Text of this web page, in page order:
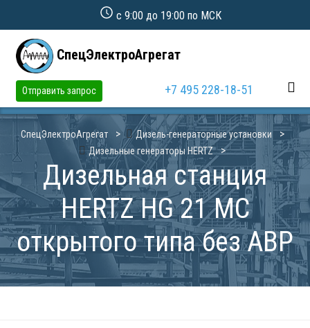
с 9:00 до 19:00 по МСК
СпецЭлектроАгрегат
Отправить запрос +7 495 228-18-51
СпецЭлектроАгрегат
Дизель-генераторные установки
Дизельные генераторы HERTZ
Дизельная станция
HERTZ HG 21 MC
открытого типа без АВР